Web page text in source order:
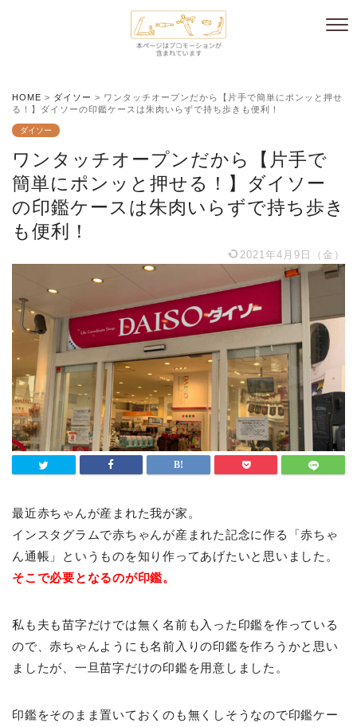
HOME > ダイソー > ワンタッチオープンだから【片手で簡単にポンッと押せ
る！】ダイソーの印鑑ケースは朱肉いらずで持ち歩きも便利！
ダイソー
ワンタッチオープンだから【片手で
簡単にポンッと押せる！】ダイソー
の印鑑ケースは朱肉いらずで持ち歩き
も便利！
2021年4月9日（金）
最近赤ちゃんが産まれた我が家。
インスタグラムで赤ちゃんが産まれた記念に作る「赤ちゃ
ん通帳」というものを知り作ってあげたいと思いました。
そこで必要となるのが印鑑。
私も夫も苗字だけでは無く名前も入った印鑑を作っている
ので、赤ちゃんようにも名前入りの印鑑を作ろうかと思い
ましたが、一旦苗字だけの印鑑を用意しました。
印鑑をそのまま置いておくのも無くしそうなので印鑑ケー